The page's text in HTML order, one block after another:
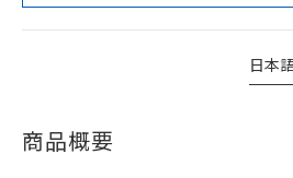
日本
商品概要